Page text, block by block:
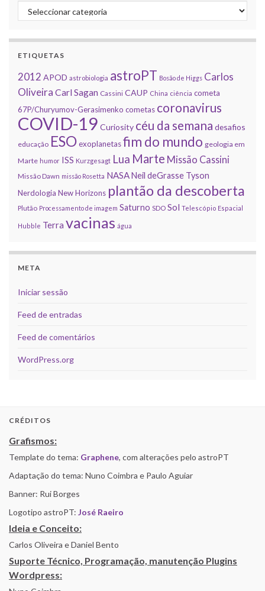
Categorias
ETIQUETAS
2012 APOD astrobiologia astroPT Bosão de Higgs Carlos
Oliveira Carl Sagan Cassini CAUP China ciência cometa
67P/Churyumov-Gerasimenko cometas coronavirus
COVID-19 Curiosity céu da semana desafios
educação ESOexoplanetasfim do mundo geologia em
Marte humor ISS Kurzgesagt Lua Marte Missão Cassini
Missão Dawn missão Rosetta NASANeil deGrasse Tyson
Nerdologia New Horizons plantão da descoberta
Plutão Processamento de imagem Saturno SDO Sol Telescópio Espacial
Hubble Terra vacinas água
META
Iniciar sessão
Feed de entradas
Feed de comentários
WordPress.org
CRÉDITOS
Grafismos:
Template do tema: Graphene, com alterações pelo astroPT
Adaptação do tema: Nuno Coimbra e Paulo Aguiar
Banner: Rui Borges
Logotipo astroPT: José Raeiro
Ideia e Conceito:
Carlos Oliveira e Daniel Bento
Suporte Técnico, Programação, manutenção Plugins
Wordpress: